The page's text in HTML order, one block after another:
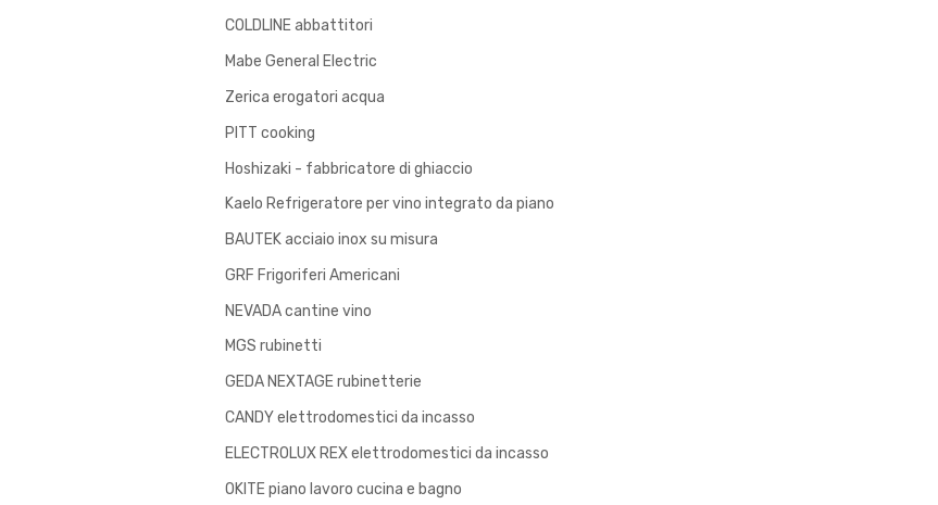
COLDLINE abbattitori
Mabe General Electric
Zerica erogatori acqua
PITT cooking
Hoshizaki - fabbricatore di ghiaccio
Kaelo Refrigeratore per vino integrato da piano
BAUTEK acciaio inox su misura
GRF Frigoriferi Americani
NEVADA cantine vino
MGS rubinetti
GEDA NEXTAGE rubinetterie
CANDY elettrodomestici da incasso
ELECTROLUX REX elettrodomestici da incasso
OKITE piano lavoro cucina e bagno